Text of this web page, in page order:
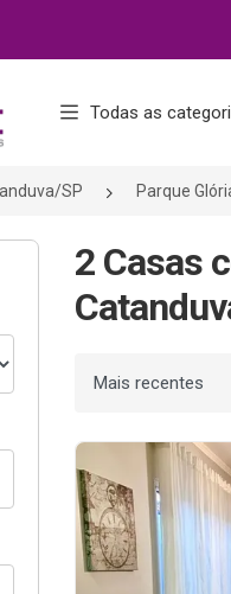
Todas as
SP Parque
2 Casas
Ordenar por